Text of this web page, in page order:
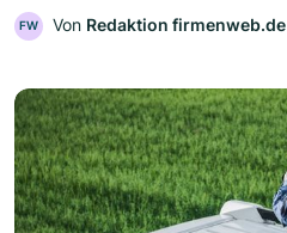
FW Von Redaktion firmenweb.de